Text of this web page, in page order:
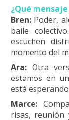
¿Qué
Bren: Poder,
baile
escuchen
momento del
Ara: Otra
estamos en
está esperando.
Marce:
risas, reunión